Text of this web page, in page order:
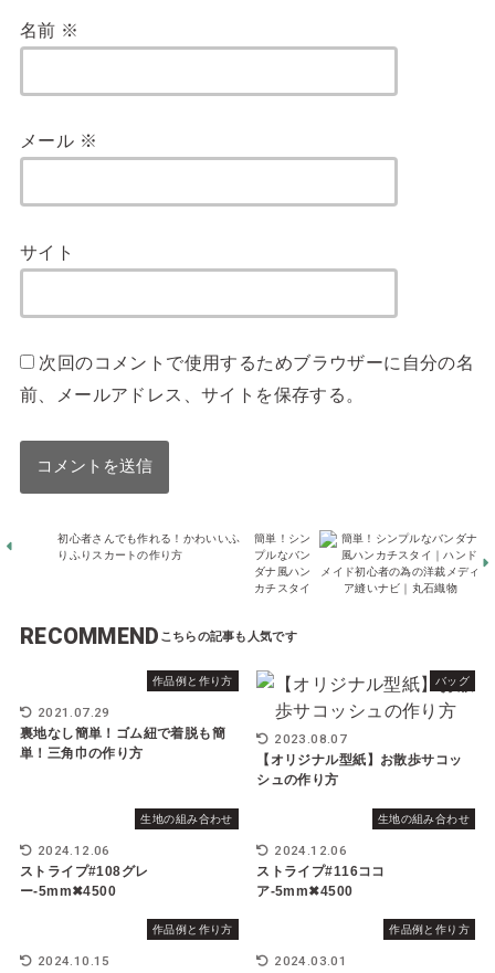
名前 ※
メール ※
サイト
次回のコメントで使用するためブラウザーに自分の名
前、メールアドレス、サイトを保存する。
初心者さんでも作れる！かわいいふ
りふりスカートの作り方
簡単！シン
プルなバン
ダナ風ハン
カチスタイ
RECOMMEND
作品例と作り方
2021.07.29
裏地なし簡単！ゴム紐で着脱も簡
単！三角巾の作り方
バッグ
2023.08.07
【オリジナル型紙】お散歩サコッ
シュの作り方
生地の組み合わせ
2024.12.06
ストライプ#108グレ
ー-5mm✖︎4500
生地の組み合わせ
2024.12.06
ストライプ#116ココ
ア-5mm✖︎4500
作品例と作り方
2024.10.15
作品例と作り方
2024.03.01